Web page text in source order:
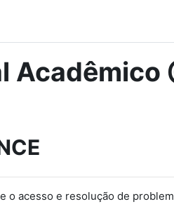
o acesso e resolução de